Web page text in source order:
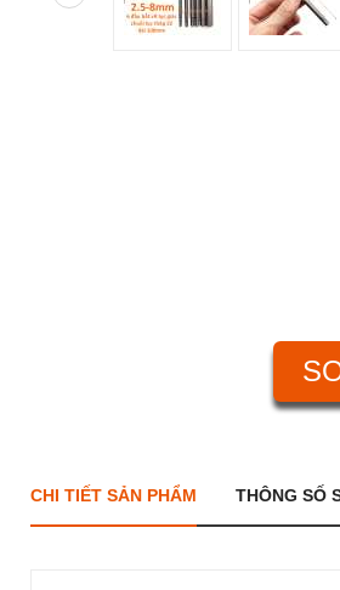
CHI TIẾT SẢN PHẨM THÔNG SỐ